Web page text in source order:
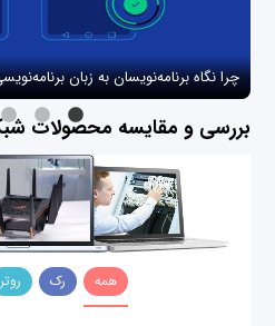
چرا نگاه برنامه‌نویسان به زبان
بررسی و مقایسه محصولات
همه رک روتر